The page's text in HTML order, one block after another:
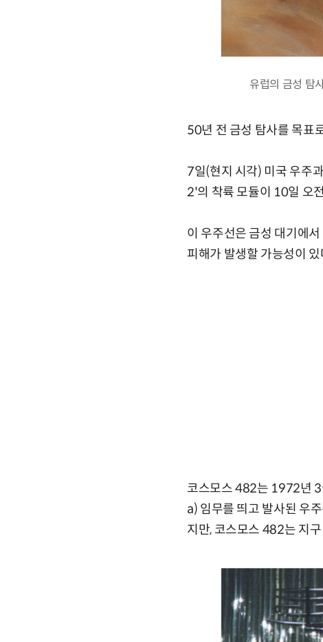
유럽의 금성 탐
50년 전 금성 탐사를 목표
7일(현지 시각) 미국 우주
2'의 착륙 모듈이 10일 오
이 우주선은 금성 대기에
피해가 발생할 가능성이 있
코스모스 482는 1972년
a) 임무를 띄고 발사된 우
지만, 코스모스 482는 지